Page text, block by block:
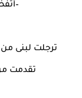
ترجلت لبنى
تقدمت